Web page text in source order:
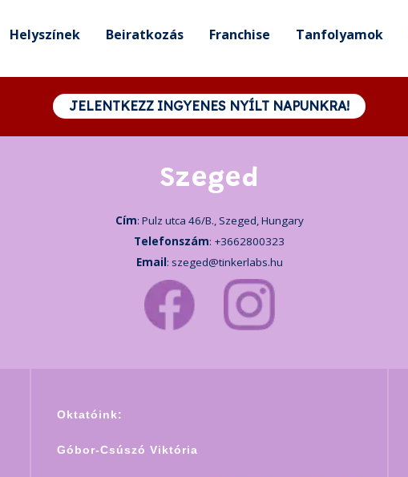
Helyszínek Beiratkozás Franchise Tanfolyamok
JELENTKEZZ INGYENES NYÍLT NAPUNKRA!
Szeged
Cím: Pulz utca 46/B., Szeged, Hungary
Telefonszám: +3662800323
Email: szeged@tinkerlabs.hu
Oktatóink:
Góbor-Csúszó Viktória